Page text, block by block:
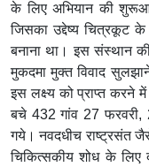
के लिए अभियान की
जिसका उद्देष्य चित्रकूट
बनाना था। इस संस्थान
मुकदमा मुक्त विवाद
इस लक्ष्य को प्राप्त करने
बचे 432 गांव 27 फरवरी,
गये। नवदधीच राष्ट्रसंत
चिकित्सकीय शोध के लिए